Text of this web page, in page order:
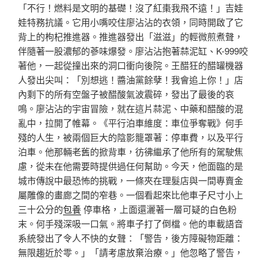
「不行！燃料是文明的基礎！沒了紅棗我飛不遠！」吉娃
娃特務抗議。它用小嘴咬住廖沾沾的衣領，同時開啟了它
背上的枸杞推進器。推進器發出「滋滋」的輕微煎煮聲，
伴隨著一股濃郁的蔘味爆發。廖沾沾抱著蒜泥缸、K-999咬
著他，一起從撞出來的洞口衝向後院。王醋狂的醋罐機器
人發出尖叫：「別想逃！醬油黨餘孽！我會追上你！」店
內剩下的所有空盤子被醋酸氣波震碎，發出了最後的哀
鳴。廖沾沾的宇宙冒險，就在這片蒜泥、中藥和醋酸的混
亂中，拉開了帷幕。《平行泊車維度：車位爭奪戰》何手
殘的人生，被兩個巨大的陰影籠罩著：停車費，以及平行
泊車。他那輛老舊的掀背車，彷彿繼承了他所有的駕駛焦
慮，從未在他需要時提供過任何幫助。今天，他面臨的是
城市傳說中最恐怖的挑戰，一條夾在理髮店與一間專賣金
屬雕像的畫廊之間的窄巷。一個看起來比他車子尺寸小上
三十公分的包養停車格，上面還灑著一層可疑的白色粉
末。何手殘深吸一口氣。將車子打了倒檔。他的車載語音
系統發出了令人不快的女聲：「警告，後方障礙物距離：
無限趨近於零。」「請考慮放棄治療。」他忽略了警告，